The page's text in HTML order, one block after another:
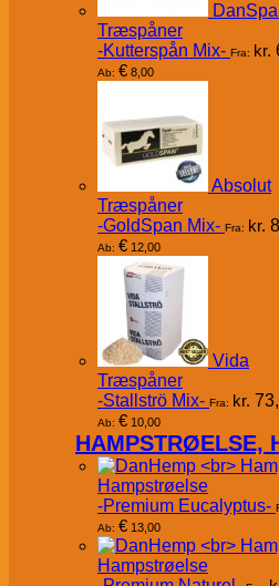
Træspåner
-Kutterspån Mix- Fra: kr.
Ab: € 8,00
Absolut
Træspåner
-GoldSpan Mix- Fra: kr.
Ab: € 12,00
Vida
Træspåner
-Stallströ Mix- Fra: kr.
Ab: € 10,00
HAMPSTRØELSE,
Hampstrøelse
-Premium Eucalyptus-
Ab: € 13,00
Hampstrøelse